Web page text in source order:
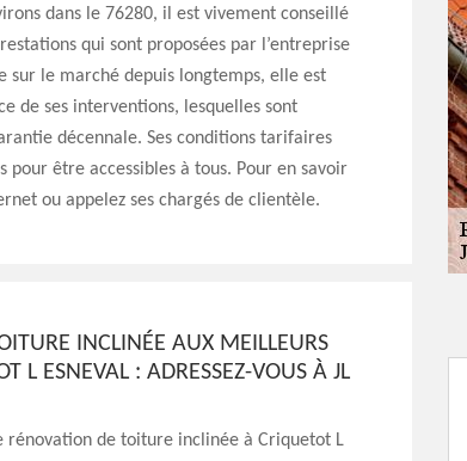
dans le 76280, il est vivement conseillé
qui sont proposées par l’entreprise
sur le marché depuis longtemps, elle est
de ses interventions, lesquelles sont
décennale. Ses conditions tarifaires
pour être accessibles à tous. Pour en savoir
ou appelez ses chargés de clientèle.
INCLINÉE AUX MEILLEURS
L ESNEVAL : ADRESSEZ-VOUS À JL
rénovation de toiture inclinée à Criquetot L